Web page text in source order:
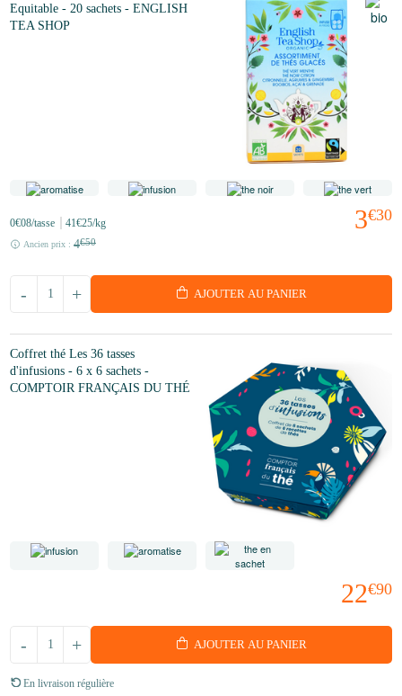
Equitable - 20 sachets - ENGLISH
TEA SHOP
3€30
0€08/tasse 41€25/kg
Ancien prix : 4€50
+
- AJOUTER AU PANIER
Coffret thé Les 36 tasses
d'infusions - 6 x 6 sachets -
COMPTOIR FRANÇAIS DU THÉ
22€90
+
- AJOUTER AU PANIER
En livraison régulière